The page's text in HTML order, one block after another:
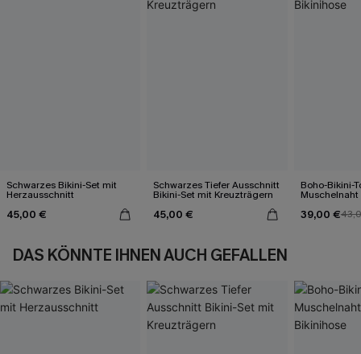
Schwarzes Bikini-Set mit
Herzausschnitt
45,00 €
Schwarzes Tiefer Ausschnitt
Bikini-Set mit Kreuzträgern
45,00 €
Boho-Bikini-
Muschelnaht
39,00 €
DAS KÖNNTE IHNEN AUCH GEFALLEN